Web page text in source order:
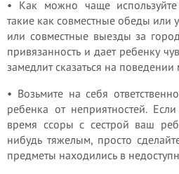
• Как можно чаще
такие как совместные обеды или
или совместные выезды за
привязанность и дает ребенку
замедлит сказаться на
• Возьмите на себя
ребенка от неприятностей.
время ссоры с сестрой ваш
нибудь тяжелым, просто
предметы находились в